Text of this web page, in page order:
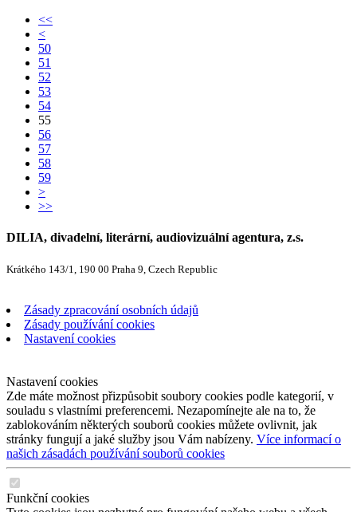
<<
<
50
51
52
53
54
55
56
57
58
59
>
>>
DILIA, divadelní, literární, audiovizuální agentura, z.s.
Krátkého 143/1, 190 00 Praha 9, Czech Republic
Zásady zpracování osobních údajů
Zásady používání cookies
Nastavení cookies
Nastavení cookies
Zde máte možnost přizpůsobit soubory cookies podle kategorií, v
souladu s vlastními preferencemi. Nezapomínejte ale na to, že
zablokováním některých souborů cookies můžete ovlivnit, jak
stránky fungují a jaké služby jsou Vám nabízeny. Více informací o
našich zásadách používání souborů cookies
Funkční cookies